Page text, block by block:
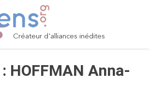
Créateur d'alliances inédites
HOFFMAN Anna-